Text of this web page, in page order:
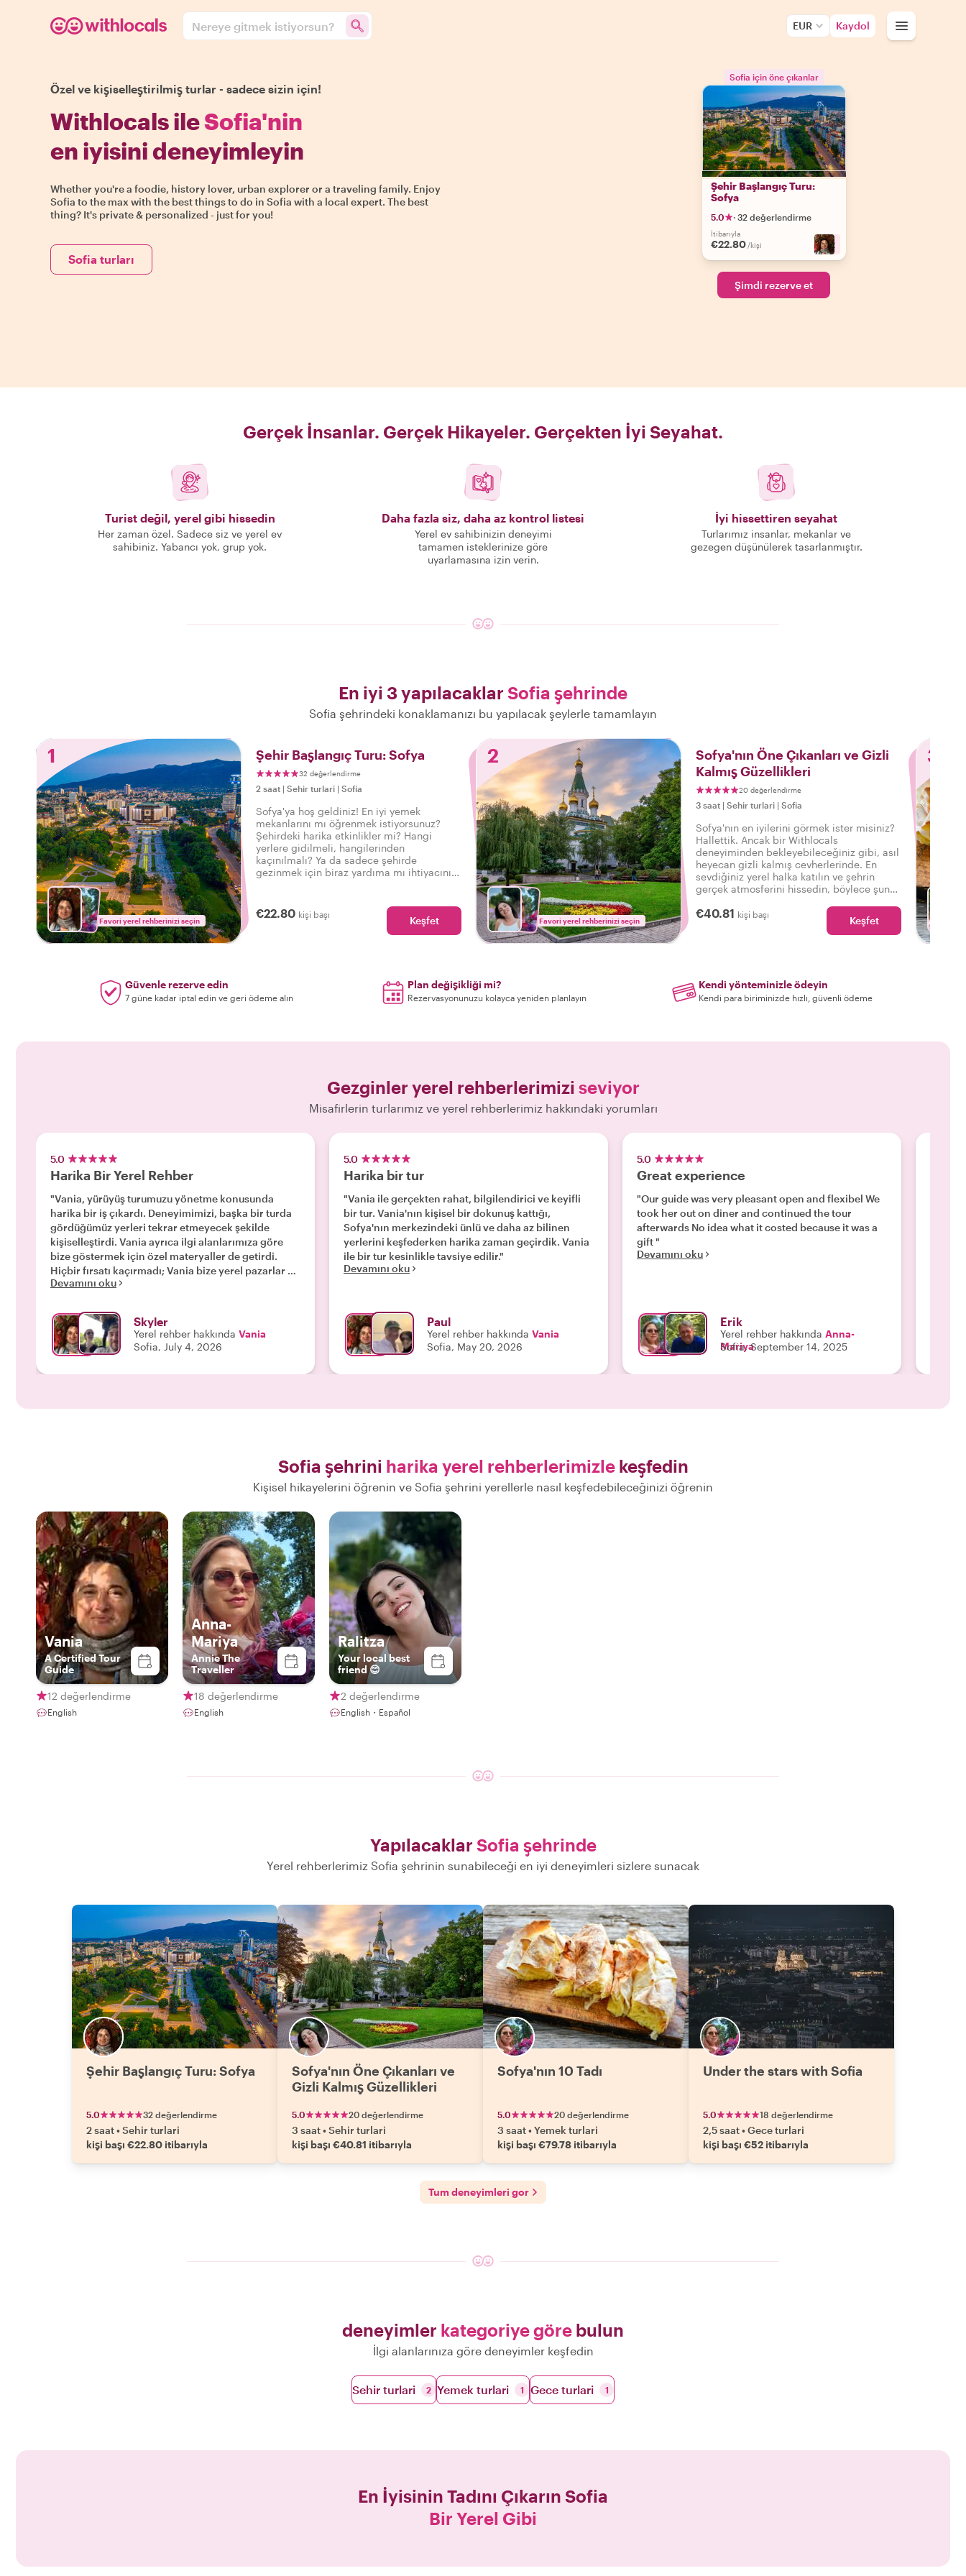
Nereye gitmek istiyorsun? EUR Kaydol
Özel ve kişiselleştirilmiş turlar - sadece sizin için!
Withlocals ileSofia'nin
en iyisini deneyimleyin
Whether you're a foodie, history lover, urban explorer or a traveling family. Enjoy
Sofia to the max with the best things to do in Sofia with a local expert. The best
thing? It's private & personalized - just for you!
Sofia turları
Sofia için öne çıkanlar
Şehir Başlangıç Turu:
Sofya
5.0 · 32 değerlendirme
İtibarıyla
€22.80 /kişi +2
Şimdi rezerve et
Gerçek İnsanlar. Gerçek Hikayeler. Gerçekten İyi Seyahat.
Turist değil, yerel gibi hissedin
Her zaman özel. Sadece siz ve yerel ev
sahibiniz. Yabancı yok, grup yok.
Daha fazla siz, daha az kontrol listesi
Yerel ev sahibinizin deneyimi
tamamen isteklerinize göre
uyarlamasına izin verin.
İyi hissettiren seyahat
Turlarımız insanlar, mekanlar ve
gezegen düşünülerek tasarlanmıştır.
En iyi 3 yapılacaklar Sofia şehrinde
Sofia şehrindeki konaklamanızı bu yapılacak şeylerle tamamlayın
1
Favori yerel rehberinizi seçin
Şehir Başlangıç Turu: Sofya
32 değerlendirme
2 saat | Sehir turlari | Sofia
Sofya'ya hoş geldiniz! En iyi yemek
mekanlarını mı öğrenmek istiyorsunuz?
Şehirdeki harika etkinlikler mi? Hangi
yerlere gidilmeli, hangilerinden
kaçınılmalı? Ya da sadece şehirde
gezinmek için biraz yardıma mı ihtiyacınız
€22.80 kişi başı Keşfet
2
Favori yerel rehberinizi seçin
Sofya'nın Öne Çıkanları ve Gizli
Kalmış Güzellikleri
20 değerlendirme
3 saat | Sehir turlari | Sofia
Sofya'nın en iyilerini görmek ister misiniz?
Hallettik. Ancak bir Withlocals
deneyiminden bekleyebileceğiniz gibi, asıl
heyecan gizli kalmış cevherlerinde. En
sevdiğiniz yerel halka katılın ve şehrin
gerçek atmosferini hissedin, böylece şunu
deneyimledim!
€40.81 kişi başı Keşfet
3
Güvenle rezerve edin
7 güne kadar iptal edin ve geri ödeme alın
Plan değişikliği mi?
Rezervasyonunuzu kolayca yeniden planlayın
Kendi yönteminizle ödeyin
Kendi para biriminizde hızlı, güvenli ödeme
Gezginler yerel rehberlerimizi seviyor
Misafirlerin turlarımız ve yerel rehberlerimiz hakkındaki yorumları
5.0
Harika Bir Yerel Rehber
"Vania, yürüyüş turumuzu yönetme konusunda
harika bir iş çıkardı. Deneyimimizi, başka bir turda
gördüğümüz yerleri tekrar etmeyecek şekilde
kişiselleştirdi. Vania ayrıca ilgi alanlarımıza göre
bize göstermek için özel materyaller de getirdi.
Hiçbir fırsatı kaçırmadı; Vania bize yerel pazarlar ve
festivaller gibi sadece turumuzun olduğu gün veya
Çok bilgiliydi ve bizim için gerçekten harika bir
deneyim organize etti."
Devamını oku
Skyler
Yerel rehber hakkında Vania
Sofia, July 4, 2026
5.0
Harika bir tur
"Vania ile gerçekten rahat, bilgilendirici ve keyifli
bir tur. Vania'nın kişisel bir dokunuş kattığı,
Sofya'nın merkezindeki ünlü ve daha az bilinen
yerlerini keşfederken harika zaman geçirdik. Vania
ile bir tur kesinlikle tavsiye edilir."
Devamını oku
Paul
Yerel rehber hakkında Vania
Sofia, May 20, 2026
5.0
Great experience
"Our guide was very pleasant open and flexibel We
took her out on diner and continued the tour
afterwards No idea what it costed because it was a
gift "
Devamını oku
Erik
Yerel rehber hakkında Anna-
Mariya
Sofia, September 14, 2025
Sofia şehrini harika yerel rehberlerimizlekeşfedin
Kişisel hikayelerini öğrenin ve Sofia şehrini yerellerle nasıl keşfedebileceğinizi öğrenin
Vania
A Certified Tour
Guide
12 değerlendirme
English
Anna-
Mariya
Annie The
Traveller
18 değerlendirme
English
Ralitza
Your local best
friend 😊
2 değerlendirme
English・Español
Yapılacaklar Sofia şehrinde
Yerel rehberlerimiz Sofia şehrinin sunabileceği en iyi deneyimleri sizlere sunacak
Şehir Başlangıç Turu: Sofya
5.0 32 değerlendirme
2 saat•Sehir turlari
kişi başı €22.80 itibarıyla
Sofya'nın Öne Çıkanları ve
Gizli Kalmış Güzellikleri
5.0 20 değerlendirme
3 saat•Sehir turlari
kişi başı €40.81 itibarıyla
Sofya'nın 10 Tadı
5.0 20 değerlendirme
3 saat•Yemek turlari
kişi başı €79.78 itibarıyla
Under the stars with Sofia
5.0 18 değerlendirme
2,5 saat•Gece turlari
kişi başı €52 itibarıyla
Tum deneyimleri gor
deneyimler kategoriye göre bulun
İlgi alanlarınıza göre deneyimler keşfedin
Sehir turlari 2 Yemek turlari 1 Gece turlari 1
En İyisinin Tadını Çıkarın Sofia
Bir Yerel Gibi